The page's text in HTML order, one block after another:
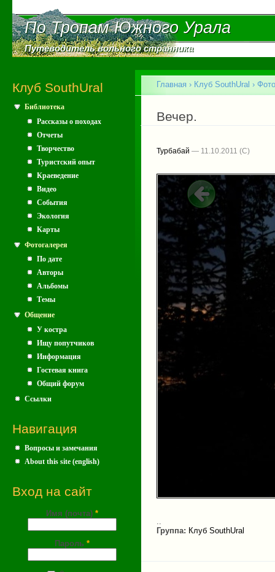
По Тропам Южного Урала
По Тропам Южного Урала
Путеводитель вольного странника
Путеводитель вольного странника
Клуб SouthUral
Библиотека
Рассказы о походах
Отчеты
Творчество
Туристский опыт
Краеведение
Видео
События
Экология
Карты
Фотогалерея
По дате
Авторы
Альбомы
Темы
Общение
У костра
Ищу попутчиков
Информация
Гостевая книга
Общий форум
Ссылки
Навигация
Вопросы и замечания
About this site (english)
Вход на сайт
Имя (почта) *
Пароль *
Вы здесь
Главная › Клуб SouthUral ›
Вечер.
Турбабай — 11.10.2011
..
Группа: Клуб SouthUral